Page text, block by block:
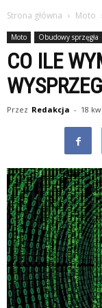
Strona główna Moto
Moto Obudowy sprzęgła
CO ILE
Przez Redakcja - 18